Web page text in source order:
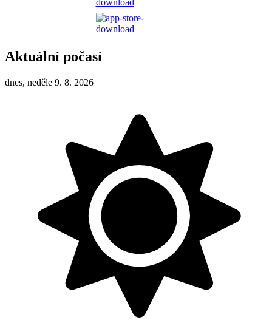
Aktuální počasí
dnes, neděle 9. 8. 2026